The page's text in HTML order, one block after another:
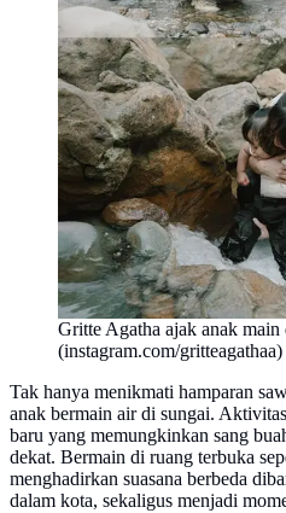
Gritte Agatha ajak anak main
(instagram.com/gritteagathaa)
Tak hanya menikmati hamparan
anak bermain air di sungai.
baru yang memungkinkan sang
dekat. Bermain di ruang terbuka
menghadirkan suasana berbeda
dalam kota, sekaligus menjadi